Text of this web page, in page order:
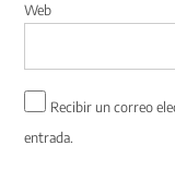
Web
Recibir un correo
entrada.